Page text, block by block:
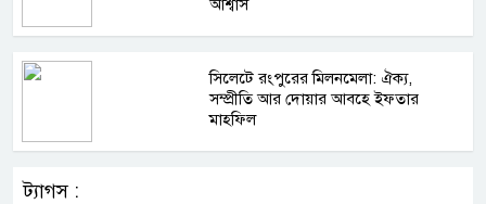
আশ্বাস
সিলেটে রংপুরের মিলনমেলা: ঐক্য,
সম্প্রীতি আর দোয়ার আবহে ইফতার
মাহফিল
ট্যাগস :